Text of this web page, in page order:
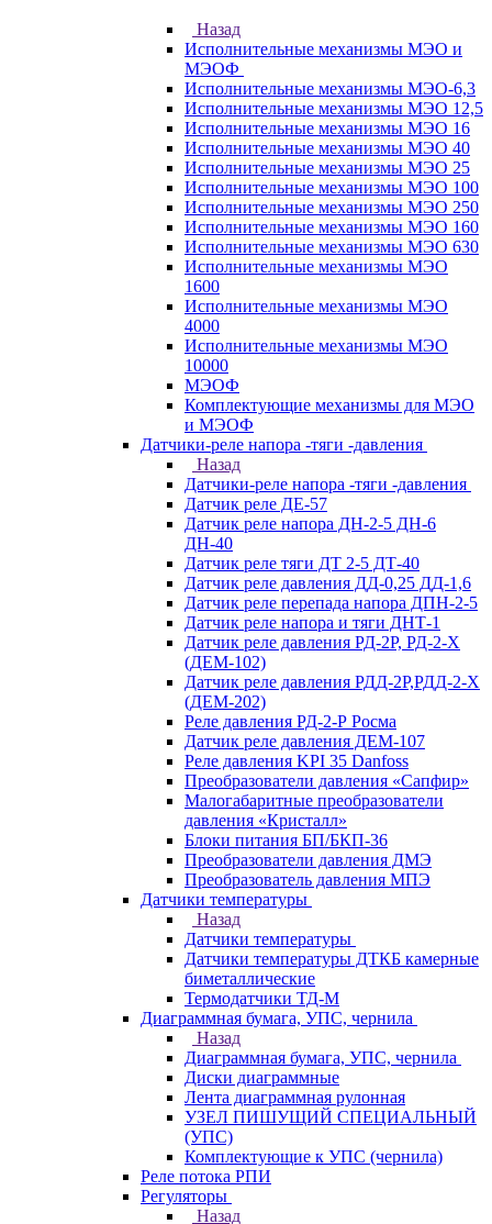
Назад
Исполнительные механизмы МЭО и
МЭОФ
Исполнительные механизмы МЭО-6,3
Исполнительные механизмы МЭО 12,5
Исполнительные механизмы МЭО 16
Исполнительные механизмы МЭО 40
Исполнительные механизмы МЭО 25
Исполнительные механизмы МЭО 100
Исполнительные механизмы МЭО 250
Исполнительные механизмы МЭО 160
Исполнительные механизмы МЭО 630
Исполнительные механизмы МЭО
1600
Исполнительные механизмы МЭО
4000
Исполнительные механизмы МЭО
10000
МЭОФ
Комплектующие механизмы для МЭО
и МЭОФ
Датчики-реле напора -тяги -давления
Назад
Датчики-реле напора -тяги -давления
Датчик реле ДЕ-57
Датчик реле напора ДН-2-5 ДН-6
ДН-40
Датчик реле тяги ДТ 2-5 ДТ-40
Датчик реле давления ДД-0,25 ДД-1,6
Датчик реле перепада напора ДПН-2-5
Датчик реле напора и тяги ДНТ-1
Датчик реле давления РД-2Р, РД-2-Х
(ДЕМ-102)
Датчик реле давления РДД-2Р,РДД-2-Х
(ДЕМ-202)
Реле давления РД-2-Р Росма
Датчик реле давления ДЕМ-107
Реле давления KPI 35 Danfoss
Преобразователи давления «Сапфир»
Малогабаритные преобразователи
давления «Кристалл»
Блоки питания БП/БКП-36
Преобразователи давления ДМЭ
Преобразователь давления МПЭ
Датчики температуры
Назад
Датчики температуры
Датчики температуры ДТКБ камерные
биметаллические
Термодатчики ТД-М
Диаграммная бумага, УПС, чернила
Назад
Диаграммная бумага, УПС, чернила
Диски диаграммные
Лента диаграммная рулонная
УЗЕЛ ПИШУЩИЙ СПЕЦИАЛЬНЫЙ
(УПС)
Комплектующие к УПС (чернила)
Реле потока РПИ
Регуляторы
Назад